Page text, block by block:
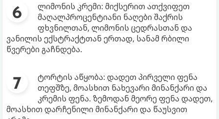
ლიმონის კრემი: მიქსერით ათქვიფეთ
მაღალპროცენტიანი ნაღები შაქრის
ფხვნილთან, ლიმონის ცედრასთან და
ვანილის ექსტრაქტთან ერთად, სანამ რბილი
წვერები გაჩნდება.
ტორტის აწყობა: დადეთ პირველი ფენა
თეფშზე, მოასხით ნახევარი მინანქარი და
კრემის ფენა. ზემოდან მეორე ფენა დადეთ,
მოასხით დარჩენილი მინანქარი და წაუსვით